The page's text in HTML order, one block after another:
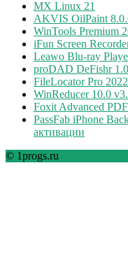
MX Linux 21
AKVIS OilPaint
WinTools Premium
iFun Screen
Leawo Blu-ray
proDAD DeFishr
FileLocator Pro
WinReducer 10.0
Foxit Advanced
PassFab iPhone
активации
© 1progs.ru